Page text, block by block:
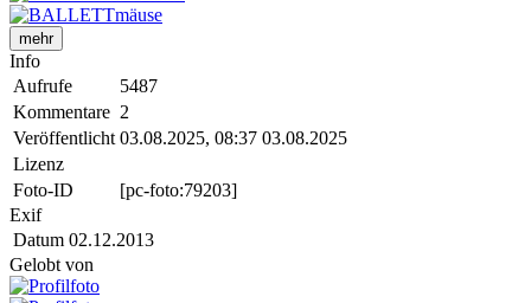
mehr
Info
Aufrufe
5487
Kommentare 2
Veröffentlicht 03.08.2025, 08:37 03.08.2025
Lizenz
Foto-ID
[pc-foto:79203]
Exif
Datum 02.12.2013
Gelobt von